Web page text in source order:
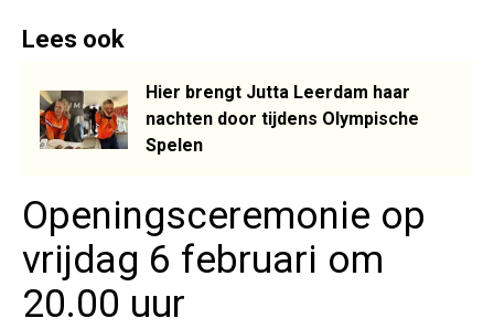
Lees ook
Hier brengt Jutta Leerdam haar
nachten door tijdens Olympische
Spelen
Openingsceremonie op
vrijdag 6 februari om
20.00 uur